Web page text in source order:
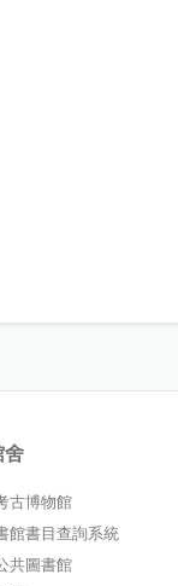
舍
古博物館
館書目查詢系統
共圖書館